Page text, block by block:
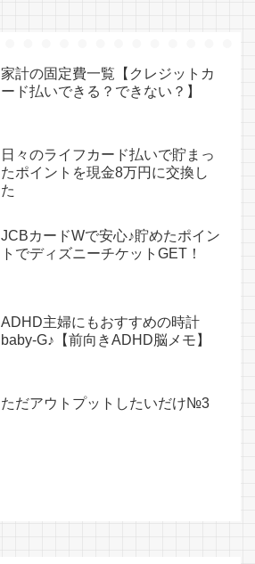
家計の固定費一覧【クレジットカ
ード払いできる？できない？】
日々のライフカード払いで貯まっ
たポイントを現金8万円に交換し
た
JCBカードWで安心♪貯めたポイン
トでディズニーチケットGET！
ADHD主婦にもおすすめの時計
baby-G♪【前向きADHD脳メモ】
ただアウトプットしたいだけ№3